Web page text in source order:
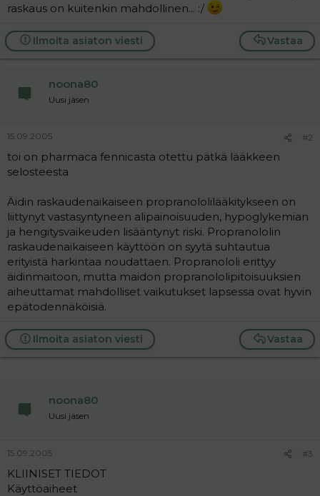
raskaus on kuitenkin mahdollinen... :/
Vastaa
Ilmoita asiaton viesti
noona80
Uusi jäsen
15.09.2005 #2
toi on pharmaca fennicasta otettu pätkä lääkkeen
selosteesta
Äidin raskaudenaikaiseen propranololilääkitykseen on
liittynyt vastasyntyneen alipainoisuuden, hypoglykemian
ja hengitysvaikeuden lisääntynyt riski. Propranololin
raskaudenaikaiseen käyttöön on syytä suhtautua
erityistä harkintaa noudattaen. Propranololi erittyy
äidinmaitoon, mutta maidon propranololipitoisuuksien
aiheuttamat mahdolliset vaikutukset lapsessa ovat hyvin
epätodennäköisiä.
Vastaa
Ilmoita asiaton viesti
noona80
Uusi jäsen
15.09.2005 #3
KLIINISET TIEDOT
Käyttöaiheet